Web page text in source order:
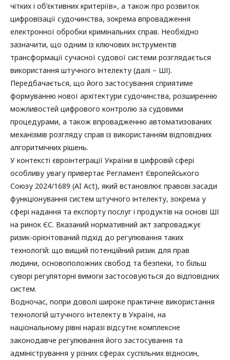
чітких і об’єктивних критеріїв», а також про розвиток
цифровізації судочинства, зокрема впровадження
електронної обробки кримінальних справ. Необхідно
зазначити, що одним із ключових інструментів
трансформації сучасної судової системи розглядається
використання штучного інтелекту (далі – ШІ).
Передбачається, що його застосування сприятиме
формуванню нової архітектури судочинства, розширенню
можливостей цифрового контролю за судовими
процедурами, а також впровадженню автоматизованих
механізмів розгляду справ із використанням відповідних
алгоритмічних рішень.
У контексті євроінтеграції України в цифровій сфері
особливу увагу привертає Регламент Європейського
Союзу 2024/1689 (AI Act), який встановлює правові засади
функціонування систем штучного інтелекту, зокрема у
сфері надання та експорту послуг і продуктів на основі ШІ
на ринок ЄС. Вказаний нормативний акт запроваджує
ризик-орієнтований підхід до регулювання таких
технологій: що вищий потенційний ризик для прав
людини, основоположних свобод та безпеки, то більш
суворі регуляторні вимоги застосовуються до відповідних
систем.
Водночас, попри доволі широке практичне використання
технологій штучного інтелекту в Україні, на
національному рівні наразі відсутнє комплексне
законодавче регулювання його застосування та
адміністрування у різних сферах суспільних відносин,